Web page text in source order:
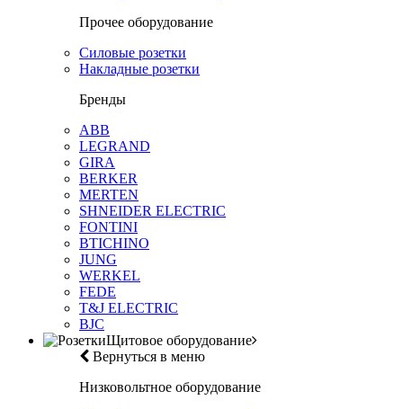
Прочее оборудование
Силовые розетки
Накладные розетки
Бренды
ABB
LEGRAND
GIRA
BERKER
MERTEN
SHNEIDER ELECTRIC
FONTINI
BTICHINO
JUNG
WERKEL
FEDE
T&J ELECTRIC
BJC
Щитовое оборудование
Вернуться в меню
Низковольтное оборудование